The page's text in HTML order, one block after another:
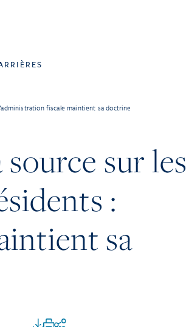
fiscale maintient sa doctrine
sur les
:
sa